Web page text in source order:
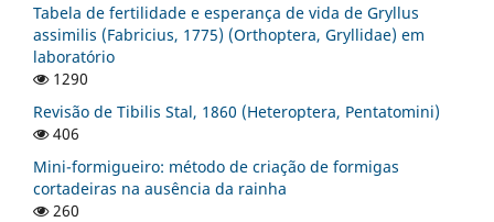
Tabela de fertilidade e esperança de vida de Gryllus
assimilis (Fabricius, 1775) (Orthoptera, Gryllidae) em
laboratório
1290
Revisão de Tibilis Stal, 1860 (Heteroptera, Pentatomini)
406
Mini-formigueiro: método de criação de formigas
cortadeiras na ausência da rainha
260